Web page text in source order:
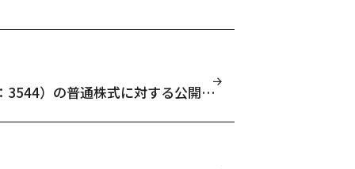
サツドラホールディングス株式会社（証券コード：3544）の普通株式に対する公開買付けの結果に関するお知らせ